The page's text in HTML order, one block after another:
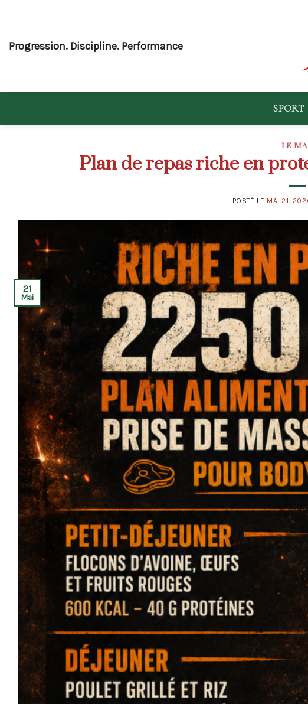
content
Progression. Discipline. Performance
SPORT
LE
Plan de repas riche en
POSTÉ LE MAI 21,
21
Mai